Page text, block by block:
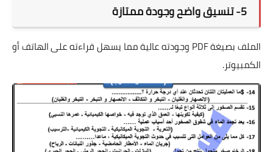
5- تنسيق واضح وجودة ممتازة
الملف بصيغة PDF وجودته عالية مما يسهل قراءته على الهاتف أو
الكمبيوتر.